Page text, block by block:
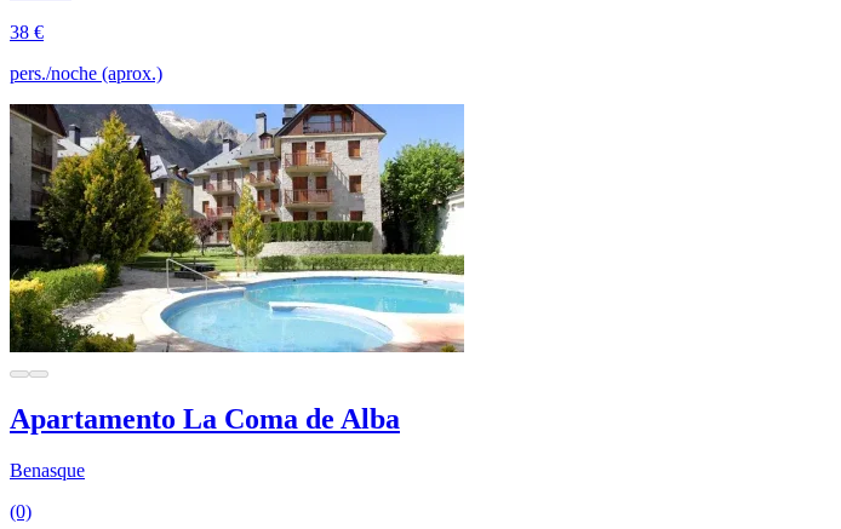
38 €
pers./noche (aprox.)
Apartamento La Coma de Alba
Benasque
(0)